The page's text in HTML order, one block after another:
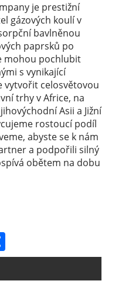
je prestižní
gázových koulí v
bavlněnou
paprsků po
mohou pochlubit
s vynikající
vytvořit celosvětovou
trhy v Africe, na
Asii a Jižní
rostoucí podíl
abyste se k nám
a podpořili silný
obětem na dobu